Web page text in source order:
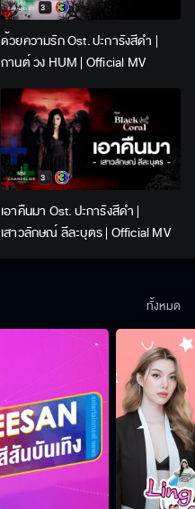
ด้วยความรัก Ost. ปะการังสีดำ |
กานต์ วง HUM | Official MV
เอาคืนมา Ost. ปะการังสีดำ |
เสาวลักษณ์ ลีละบุตร | Official MV
ทั้งหมด